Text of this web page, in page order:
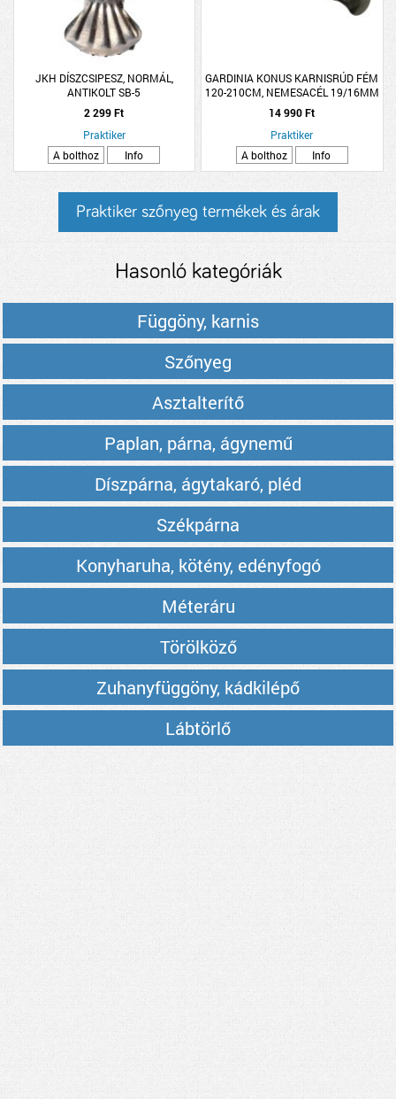
JKH DÍSZCSIPESZ, NORMÁL,
ANTIKOLT SB-5
2 299 Ft
Praktiker
A bolthoz
Info
GARDINIA KONUS KARNISRÚD FÉM
120-210CM, NEMESACÉL 19/16MM
KIHÚZHATÓ
14 990 Ft
Praktiker
A bolthoz
Info
Praktiker szőnyeg termékek és árak
Hasonló kategóriák
Függöny, karnis
Szőnyeg
Asztalterítő
Paplan, párna, ágynemű
Díszpárna, ágytakaró, pléd
Székpárna
Konyharuha, kötény, edényfogó
Méteráru
Törölköző
Zuhanyfüggöny, kádkilépő
Lábtörlő